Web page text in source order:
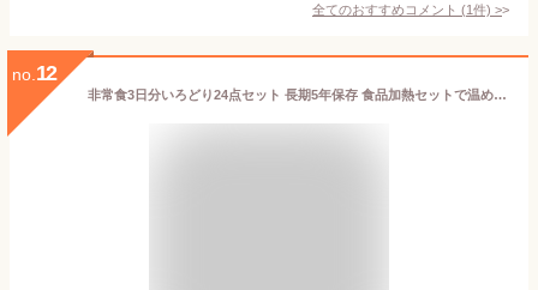
全てのおすすめコメント (1件) >
no. 12
非常食3日分いろどり24点セット 長期5年保存 食品加熱セットで温めて食べられる 長期保存 保存食 防災食 備蓄食料 保存水 おいしい非常食 災害備蓄セット パン おかず お菓子 缶詰 ご飯 備蓄 防災グッズ 防災セット 地震対策 防災用品